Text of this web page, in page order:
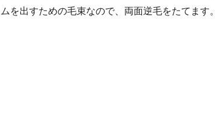
ムを出すための毛束なので、両面逆毛をたてます。